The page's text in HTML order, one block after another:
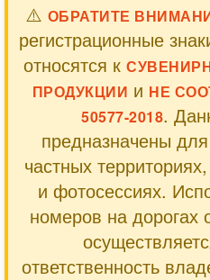
⚠️ ОБРАТИТЕ
регистрационные
относятся к
ПРОДУКЦИИ и НЕ
50577-2018.
предназначены
частных
и фотосессиях.
номеров на дорогах
ответственность